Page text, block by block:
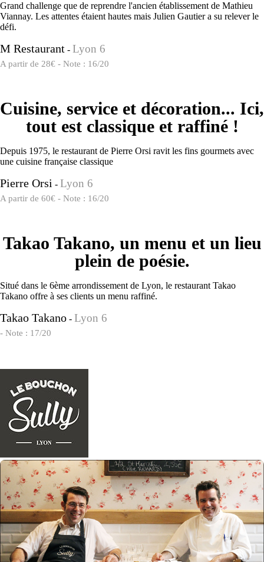
Grand challenge que de reprendre l'ancien établissement de Mathieu
Viannay. Les attentes étaient hautes mais Julien Gautier a su relever le
défi.
M Restaurant - Lyon 6
A partir de 28€ - Note : 16/20
Cuisine, service et décoration... Ici,
tout est classique et raffiné !
Depuis 1975, le restaurant de Pierre Orsi ravit les fins gourmets avec
une cuisine française classique
Pierre Orsi - Lyon 6
A partir de 60€ - Note : 16/20
Takao Takano, un menu et un lieu
plein de poésie.
Situé dans le 6ème arrondissement de Lyon, le restaurant Takao
Takano offre à ses clients un menu raffiné.
Takao Takano - Lyon 6
- Note : 17/20